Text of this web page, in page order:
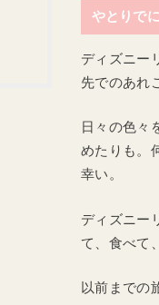
やとりで
ディズニー
先でのあれ
日々の色々
めたりも。
幸い。
ディズニー
て、食べて
以前までの